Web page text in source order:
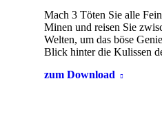
Mach 3 Töten Sie alle
Minen und reisen Sie
Welten, um das böse
Blick hinter die Kulissen
zum Download